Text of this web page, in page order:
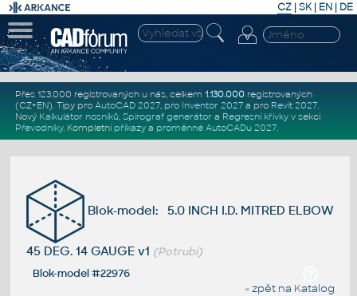
CZ | SK| EN | DE
Přes 123.000 registrovaných u nás, celkem 1.130.000registrovaných
(CZ+EN). Tipy pro AutoCAD 2027, pro Inventor 2027a pro Revit 2027.
Nový Kalkulátor nosníků, Spirograf generátor a Regresní křivkyv sekci
Převodníky. Kompletní příkazya proměnné AutoCADu 2027.
Blok-model: 5.0 INCH I.D. MITRED ELBOW
45 DEG. 14 GAUGE v1 (Potrubí)
Blok-model #22976
« zpět na Katalog